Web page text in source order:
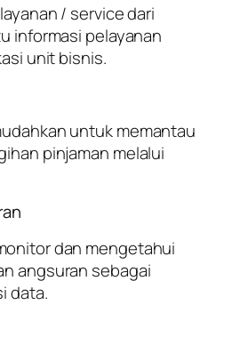
/ service dari
informasi pelayanan
unit bisnis.
untuk memantau
pinjaman melalui
dan mengetahui
angsuran sebagai
data.